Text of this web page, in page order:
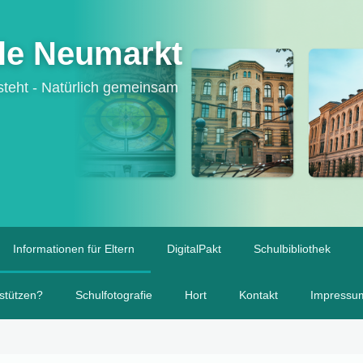
Neumarkt
- Natürlich gemeinsam
Informationen für Eltern DigitalPakt Schulbibliothek
Schulfotografie Hort Kontakt